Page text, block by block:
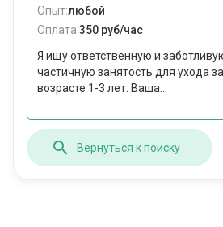
Опыт:любой
Оплата:350 руб/час
Я ищу ответственную и
частичную занятость для ухода
возрасте 1-3 лет. Ваша...
Вернуться к поиску